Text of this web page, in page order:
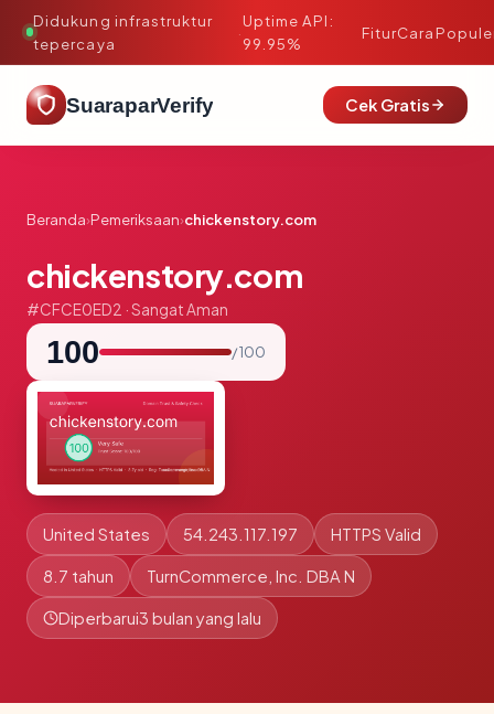
Didukung infrastruktur
tepercaya
·
Uptime API:
99.95%
FiturCara
SuaraparVerify Cek Gratis
Beranda›Pemeriksaan›chickenstory.com
chickenstory.com
#CFCE0ED2 · Sangat Aman
100 / 100
United States 54.243.117.197 HTTPS Valid
8.7 tahun TurnCommerce, Inc. DBA N
Diperbarui3 bulan yang lalu